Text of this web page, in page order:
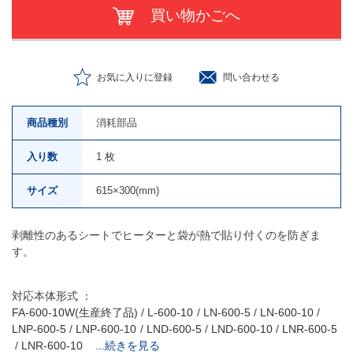
買い物かごへ
お気に入りに登録 問い合わせる
商品種別 消耗部品
入り数 1 枚
サイズ 615×300(mm)
剥離性のあるシートでヒーターと袋が熱で貼り付くのを防ぎま
す。
対応本体形式 ：
FA-600-10W(生産終了品)
L-600-10 LN-600-5
LN-600-10
LNP-600-5
LNP-600-10 LND-600-5 LND-600-10
LNR-600-5
LNR-600-10
...続きを見る